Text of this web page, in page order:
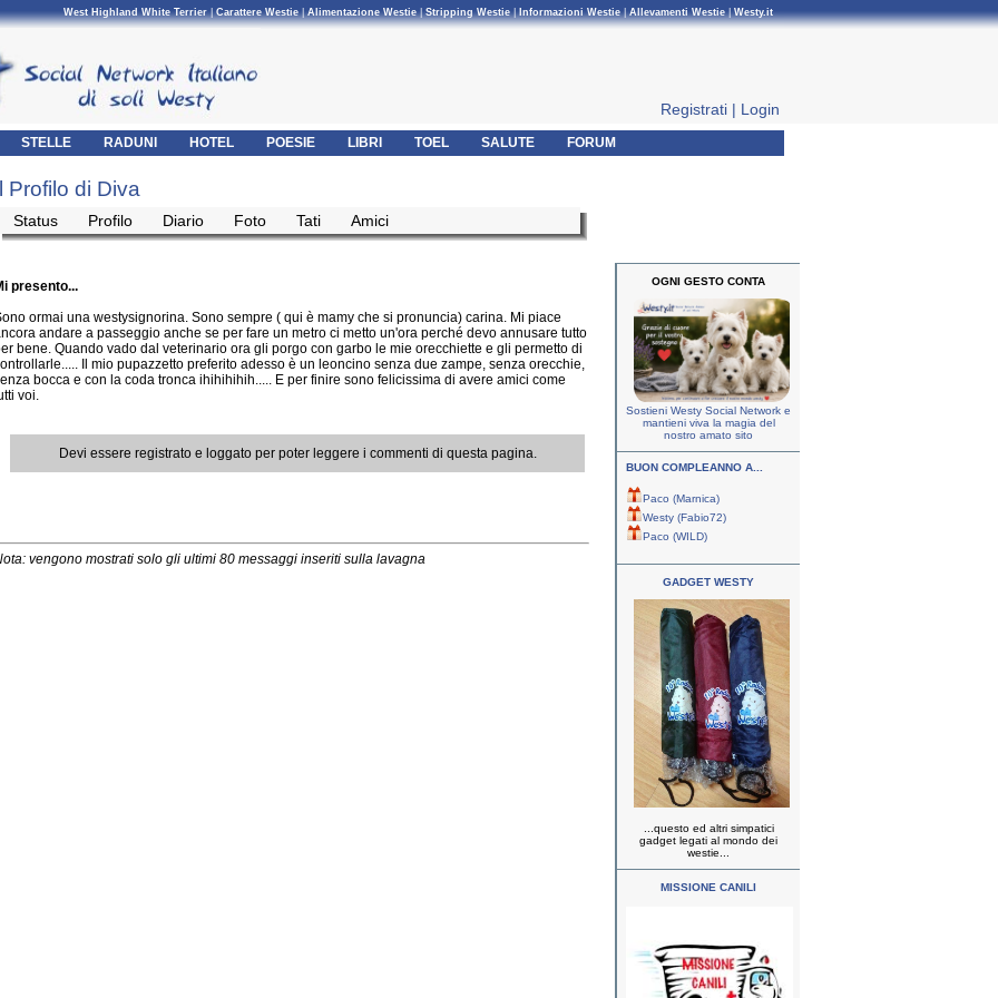
West Highland White Terrier|Carattere Westie|Alimentazione Westie|Stripping Westie| Informazioni Westie|Allevamenti Westie|Westy.it
Registrati | Login
STELLE RADUNI HOTEL POESIE LIBRI TOEL SALUTE FORUM
Profilo di Diva
Status Profilo Diario Foto Tati Amici
presento...
ormai una westysignorina. Sono sempre ( qui è mamy che si pronuncia) carina. Mi piace
andare a passeggio anche se per fare un metro ci metto un'ora perché devo annusare tutto
bene. Quando vado dal veterinario ora gli porgo con garbo le mie orecchiette e gli permetto di
Il mio pupazzetto preferito adesso è un leoncino senza due zampe, senza orecchie,
bocca e con la coda tronca ihihihihih..... E per finire sono felicissima di avere amici come
voi.
Devi essere registrato e loggato per poter leggere i commenti di questa pagina.
vengono mostrati solo gli ultimi 80 messaggi inseriti sulla lavagna
OGNI GESTO CONTA
Sostieni Westy Social Network e
mantieni viva la magia del
nostro amato sito
BUON COMPLEANNO A...
Paco (Marnica)
Westy (Fabio72)
Paco (WILD)
GADGET WESTY
...questo ed altri simpatici
gadget legati al mondo dei
westie...
MISSIONE CANILI